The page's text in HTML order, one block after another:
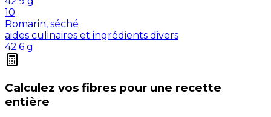
10
Romarin, séché
aides culinaires et ingrédients divers
42.6 g
Calculez vos fibres pour une recette
entière